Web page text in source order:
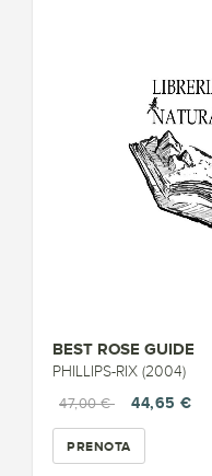
BEST ROSE GUIDE
PHILLIPS-RIX (2004)
47,00 €
44,65 €
PRENOTA